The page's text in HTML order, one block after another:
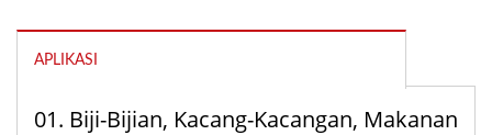
APLIKASI
01. Biji-Bijian, Kacang-Kacangan, Makanan